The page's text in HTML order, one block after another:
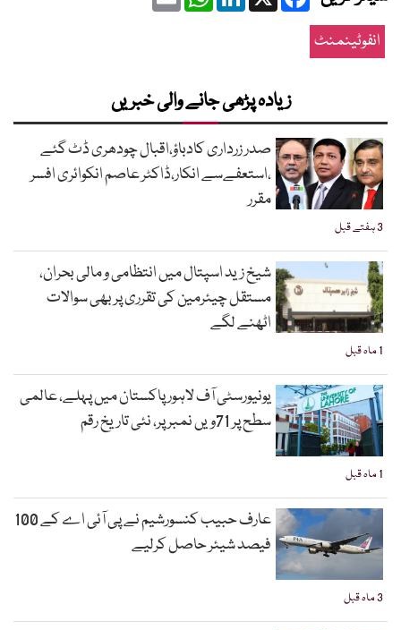
انفوٹینمنٹ
زیادہ پڑھی جانے والی خبریں
3 ہفتے قبل
صدر زرداری کادباؤ،اقبال چودھری ڈٹ گئے
،استعفےسے انکار،ڈاکٹر عاصم انکوائری افسر
مقرر
1 ماہ قبل
شیخ زید اسپتال میں انتظامی و مالی بحران،
مستقل چیئرمین کی تقرری پر بھی سوالات
اٹھنے لگے
1 ماہ قبل
یونیورسٹی آف لاہور پاکستان میں پہلے، عالمی
سطح پر 71ویں نمبر پر، نئی تاریخ رقم
3 ماہ قبل
عارف حبیب کنسورشیم نے پی آئی اے کے 100
فیصد شیئر حاصل کرلیے